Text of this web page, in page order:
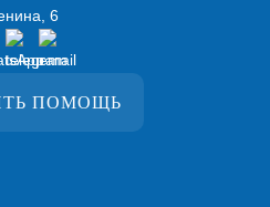
ПОМОЩЬ
6